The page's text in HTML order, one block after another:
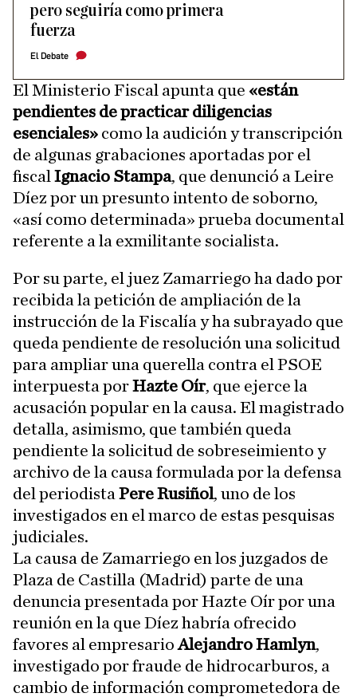
pero seguiría como primera
fuerza
El Debate
El Ministerio Fiscal apunta que «están
pendientes de practicar diligencias
esenciales» como la audición y transcripción
de algunas grabaciones aportadas por el
fiscal Ignacio Stampa, que denunció a Leire
Díez por un presunto intento de soborno,
«así como determinada» prueba documental
referente a la exmilitante socialista.
Por su parte, el juez Zamarriego ha dado por
recibida la petición de ampliación de la
instrucción de la Fiscalía y ha subrayado que
queda pendiente de resolución una solicitud
para ampliar una querella contra el PSOE
interpuesta porHazte Oír, que ejerce la
acusación popular en la causa. El magistrado
detalla, asimismo, que también queda
pendiente la solicitud de sobreseimiento y
archivo de la causa formulada por la defensa
del periodista Pere Rusiñol, uno de los
investigados en el marco de estas pesquisas
judiciales.
La causa de Zamarriego en los juzgados de
Plaza de Castilla (Madrid) parte de una
denuncia presentada por Hazte Oír por una
reunión en la que Díez habría ofrecido
favores al empresarioAlejandro Hamlyn,
investigado por fraude de hidrocarburos, a
cambio de información comprometedora de